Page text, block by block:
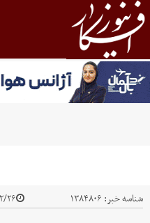
شناسه خبر: ۱۳۸۴۸۰۶ ۱۴۰۵/